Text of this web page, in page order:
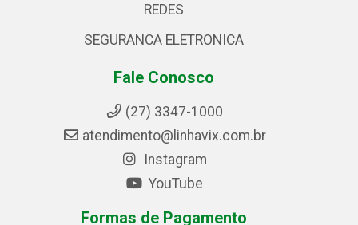
REDES
SEGURANCA ELETRONICA
Fale Conosco
(27) 3347-1000
atendimento@linhavix.com.br
Instagram
YouTube
Formas de Pagamento